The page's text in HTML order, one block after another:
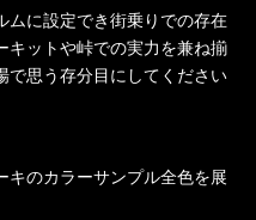
ムに設定でき街乗りでの存在
キットや峠での実力を兼ね揃
で思う存分目にしてください
キのカラーサンプル全色を展